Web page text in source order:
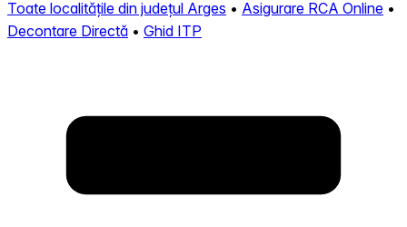
Toate localitățile din județul Arges • Asigurare RCA Online •
Decontare Directă • Ghid ITP